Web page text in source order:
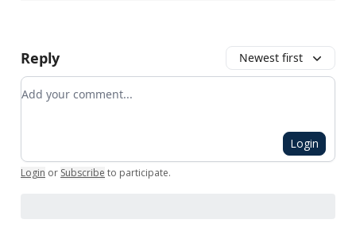
Reply Newest first
Add your comment
Login
Login or Subscribe to participate.